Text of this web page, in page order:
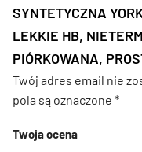
SYNTETYCZNA
LEKKIE HB,
PIÓRKOWANA,
Twój adres email nie
pola są oznaczone *
Twoja ocena